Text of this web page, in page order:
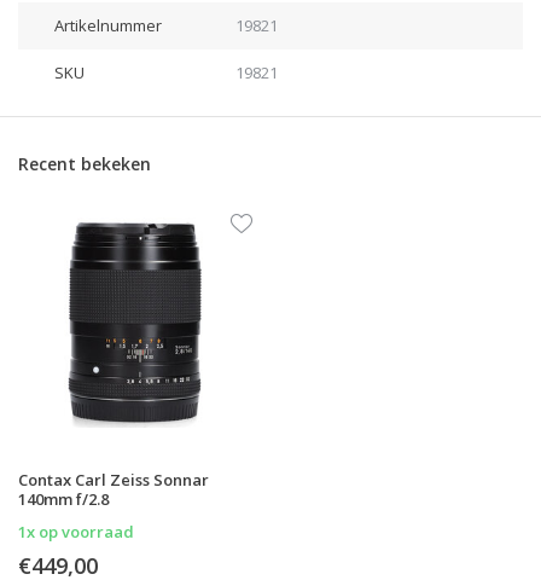
Artikelnummer 19821
SKU 19821
Recent bekeken
Contax Carl Zeiss Sonnar
140mm f/2.8
1x op voorraad
€449,00